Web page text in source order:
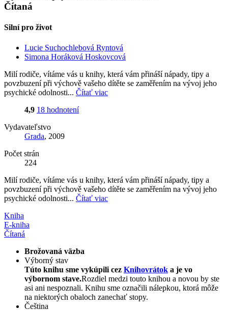
Čítaná
Silní pro život
Lucie Suchochlebová Ryntová
Simona Horáková Hoskovcová
Milí rodiče, vítáme vás u knihy, která vám přináší nápady, tipy a
povzbuzení při výchově vašeho dítěte se zaměřením na vývoj jeho
psychické odolnosti... Čítať viac
4,9 18 hodnotení
Vydavateľstvo
Grada, 2009
Počet strán
224
Milí rodiče, vítáme vás u knihy, která vám přináší nápady, tipy a
povzbuzení při výchově vašeho dítěte se zaměřením na vývoj jeho
psychické odolnosti... Čítať viac
Kniha
E-kniha
Čítaná
Brožovaná väzba
Výborný stav
Túto knihu sme vykúpili cez Knihovrátok a je vo
výbornom stave.Rozdiel medzi touto knihou a novou by ste
asi ani nespoznali. Knihu sme označili nálepkou, ktorá môže
na niektorých obaloch zanechať stopy.
Čeština